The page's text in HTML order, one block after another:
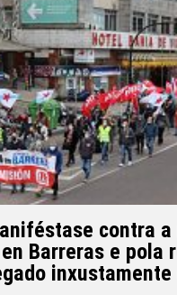
contra
Barreras e pola